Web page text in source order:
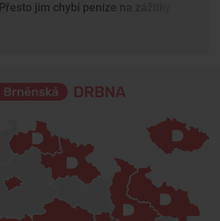
Přesto jim chybí peníze na zážitky